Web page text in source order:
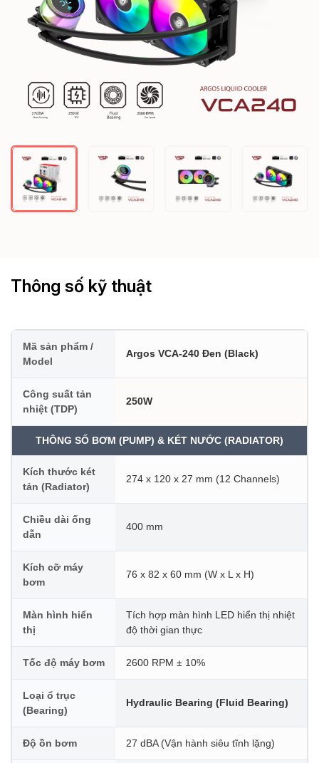
Thông số kỹ thuật
Mã sản phẩm /
Model
Argos VCA-240 Đen (Black)
Công suất tản
nhiệt (TDP)
250W
THÔNG SỐ BƠM (PUMP) & KÉT NƯỚC (RADIATOR)
Kích thước két
tản (Radiator)
274 x 120 x 27 mm (12 Channels)
Chiều dài ống
dẫn
400 mm
Kích cỡ máy
bơm
76 x 82 x 60 mm (W x L x H)
Màn hình hiển
thị
Tích hợp màn hình LED hiển thị nhiệt
độ thời gian thực
Tốc độ máy bơm 2600 RPM ± 10%
Loại ổ trục
(Bearing)
Hydraulic Bearing (Fluid Bearing)
Độ ồn bơm 27 dBA (Vận hành siêu tĩnh lặng)